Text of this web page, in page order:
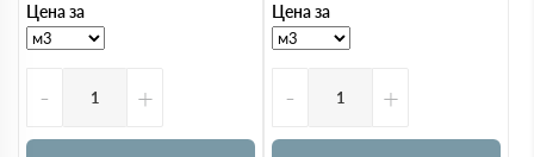
Цена за
- +
Цена за
- +